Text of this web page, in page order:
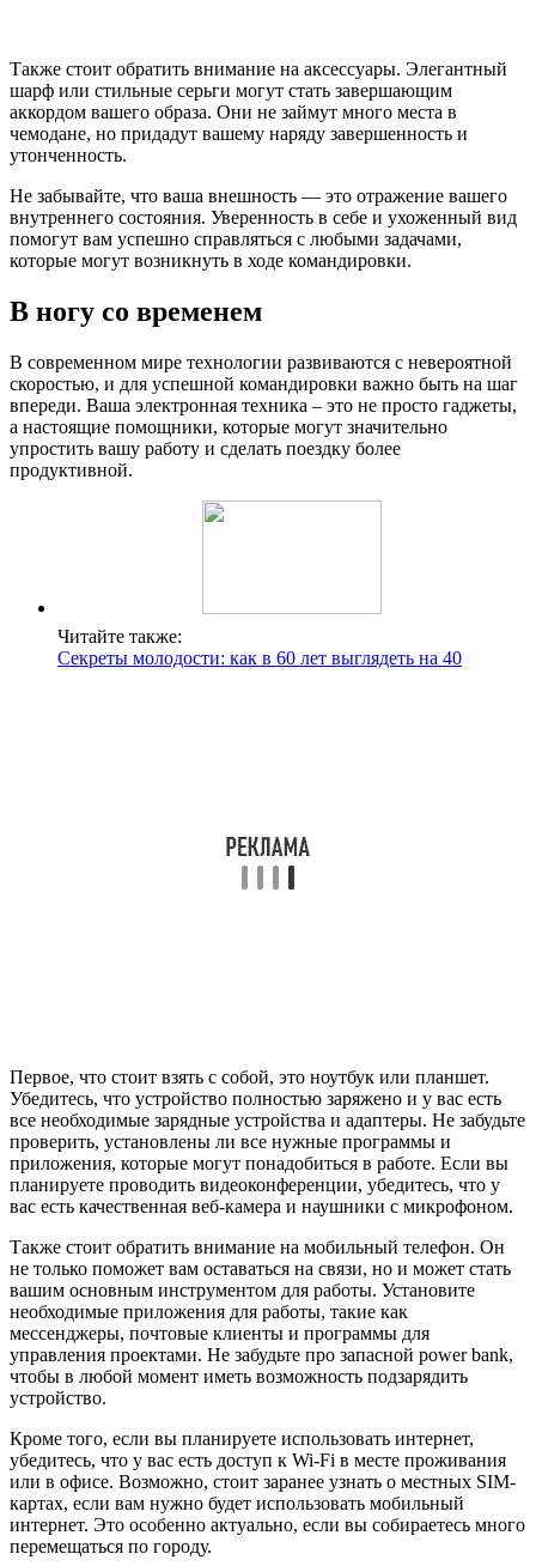
Также стоит обратить внимание на аксессуары. Элегантный
шарф или стильные серьги могут стать завершающим
аккордом вашего образа. Они не займут много места в
чемодане, но придадут вашему наряду завершенность и
утонченность.
Не забывайте, что ваша внешность — это отражение вашего
внутреннего состояния. Уверенность в себе и ухоженный вид
помогут вам успешно справляться с любыми задачами,
которые могут возникнуть в ходе командировки.
В ногу со временем
В современном мире технологии развиваются с невероятной
скоростью, и для успешной командировки важно быть на шаг
впереди. Ваша электронная техника – это не просто гаджеты,
а настоящие помощники, которые могут значительно
упростить вашу работу и сделать поездку более
продуктивной.
Читайте также:
Секреты молодости: как в 60 лет выглядеть на 40
Первое, что стоит взять с собой, это ноутбук или планшет.
Убедитесь, что устройство полностью заряжено и у вас есть
все необходимые зарядные устройства и адаптеры. Не забудьте
проверить, установлены ли все нужные программы и
приложения, которые могут понадобиться в работе. Если вы
планируете проводить видеоконференции, убедитесь, что у
вас есть качественная веб-камера и наушники с микрофоном.
Также стоит обратить внимание на мобильный телефон. Он
не только поможет вам оставаться на связи, но и может стать
вашим основным инструментом для работы. Установите
необходимые приложения для работы, такие как
мессенджеры, почтовые клиенты и программы для
управления проектами. Не забудьте про запасной power bank,
чтобы в любой момент иметь возможность подзарядить
устройство.
Кроме того, если вы планируете использовать интернет,
убедитесь, что у вас есть доступ к Wi-Fi в месте проживания
или в офисе. Возможно, стоит заранее узнать о местных SIM-
картах, если вам нужно будет использовать мобильный
интернет. Это особенно актуально, если вы собираетесь много
перемещаться по городу.